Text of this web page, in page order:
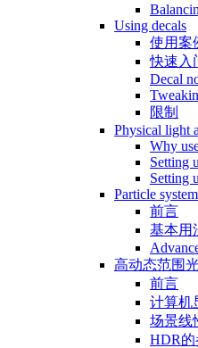
Using decals
使用案
快速入
Decal
限制
Physical light
Why
Setting
Setting
Particle
前言
基本用
高动态范围
前言
计算机
场景线
HDR的